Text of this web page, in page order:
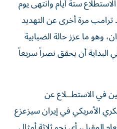
ستة أيام وانتهى يوم
ترامب مرة أخرى عن التهديد
​وهو ما عزز حالة الضبابية
أن يحقق نصراً سريعاً
في الاستطــلاع عن
الأمريكي في إيران سيزعزع